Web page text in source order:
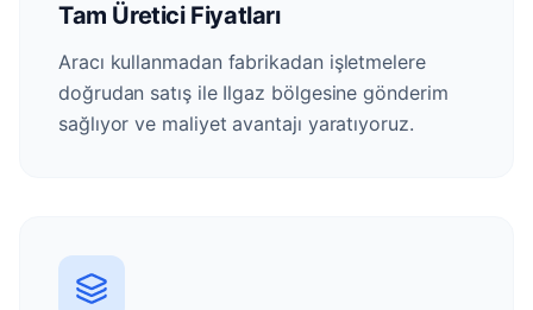
Tam Üretici Fiyatları
Aracı kullanmadan fabrikadan işletmelere
doğrudan satış ile Ilgaz bölgesine gönderim
sağlıyor ve maliyet avantajı yaratıyoruz.